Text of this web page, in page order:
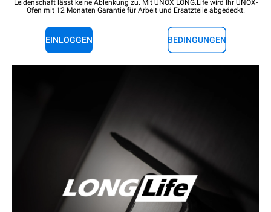
Leidenschaft lässt keine Ablenkung zu. Mit UNOX LONG.Life wird Ihr UNOX-
Ofen mit 12 Monaten Garantie für Arbeit und Ersatzteile abgedeckt.
EINLOGGEN BEDINGUNGEN